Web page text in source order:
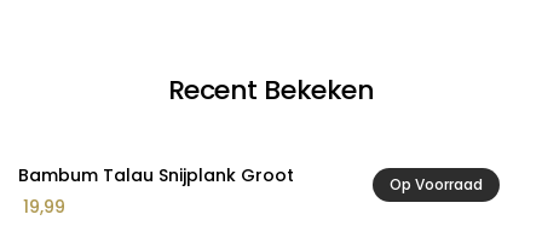
Recent Bekeken
Op Voorraad
Bambum Talau Snijplank Groot
19,99